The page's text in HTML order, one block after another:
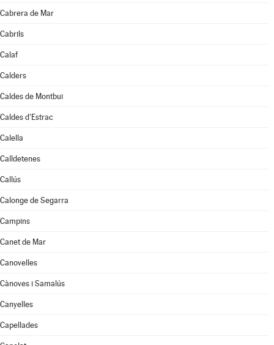
Cabrera de Mar
Cabrils
Calaf
Calders
Caldes de Montbui
Caldes d'Estrac
Calella
Calldetenes
Callús
Calonge de Segarra
Campins
Canet de Mar
Canovelles
Cànoves i Samalús
Canyelles
Capellades